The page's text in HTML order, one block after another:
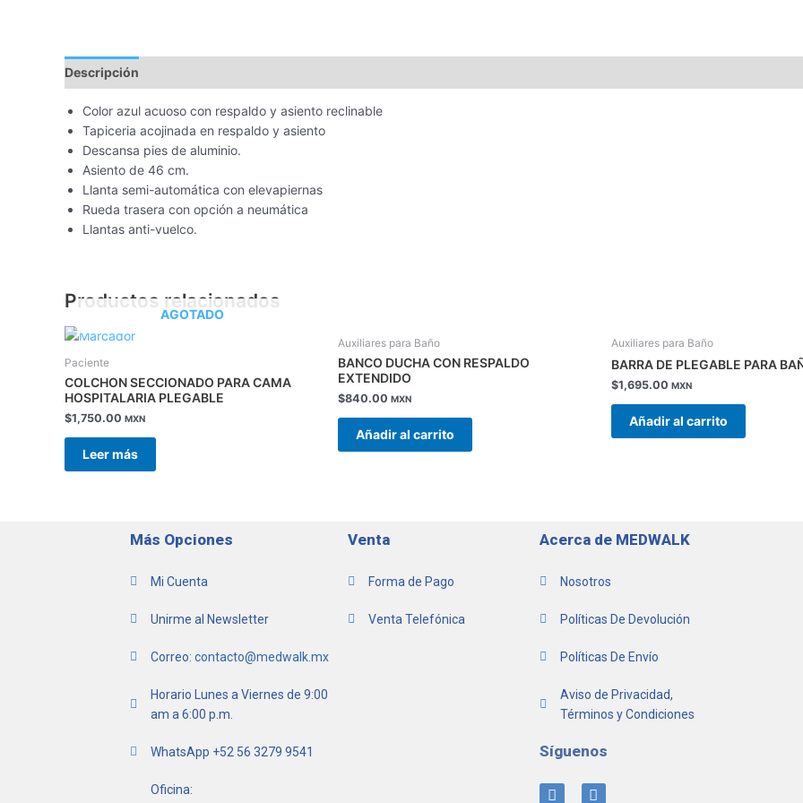
Descripción
Color azul acuoso con respaldo y asiento reclinable
Tapiceria acojinada en respaldo y asiento
Descansa pies de aluminio.
Asiento de 46 cm.
Llanta semi-automática con elevapiernas
Rueda trasera con opción a neumática
Llantas anti-vuelco.
Productos relacionados
AGOTADO
Paciente
COLCHON SECCIONADO PARA CAMA
HOSPITALARIA PLEGABLE
$1,750.00 MXN
Leer más
Auxiliares para Baño
BANCO DUCHA CON RESPALDO
EXTENDIDO
$840.00 MXN
Añadir al carrito
Auxiliares para Baño
BARRA DE PLEGABLE PARA
$1,695.00 MXN
Añadir al carrito
Más Opciones
Mi Cuenta
Unirme al Newsletter
Correo: contacto@medwalk.mx
Horario Lunes a Viernes de 9:00
am a 6:00 p.m.
WhatsApp +52 56 3279 9541
Oficina:
Venta
Forma de Pago
Venta Telefónica
Acerca de MEDWALK
Nosotros
Políticas De Devolución
Políticas De Envío
Aviso de Privacidad,
Términos y Condiciones
Síguenos
I
F